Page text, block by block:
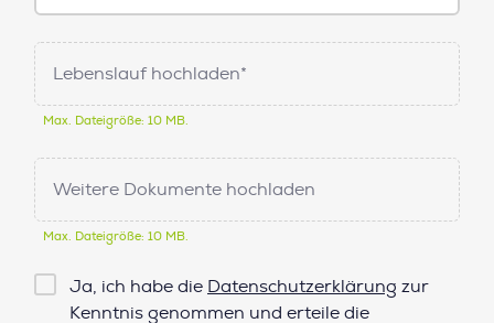
Lebenslauf hochladen*
Max. Dateigröße: 10 MB.
Weitere Dokumente hochladen
Max. Dateigröße: 10 MB.
Checkbox
Datenschutz*
Ja, ich habe die Datenschutzerklärung zur
Kenntnis genommen und erteile die